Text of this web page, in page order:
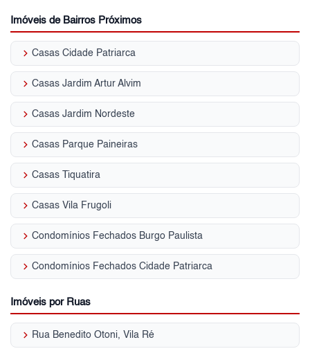
Imóveis de Bairros Próximos
keyboard_arrow_right Casas Cidade Patriarca
keyboard_arrow_right Casas Jardim Artur Alvim
keyboard_arrow_right Casas Jardim Nordeste
keyboard_arrow_right Casas Parque Paineiras
keyboard_arrow_right Casas Tiquatira
keyboard_arrow_right Casas Vila Frugoli
keyboard_arrow_right Condomínios Fechados Burgo Paulista
keyboard_arrow_right Condomínios Fechados Cidade Patriarca
Imóveis por Ruas
keyboard_arrow_right Rua Benedito Otoni, Vila Ré